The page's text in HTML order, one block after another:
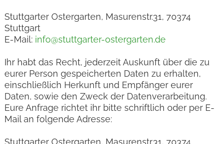
Stuttgarter Ostergarten, Masurenstr.31, 70374
Stuttgart
E-Mail: info@stuttgarter-ostergarten.de
Ihr habt das Recht, jederzeit Auskunft über die zu
eurer Person gespeicherten Daten zu erhalten,
einschließlich Herkunft und Empfänger eurer
Daten, sowie den Zweck der Datenverarbeitung.
Eure Anfrage richtet ihr bitte schriftlich oder per E-
Mail an folgende Adresse: